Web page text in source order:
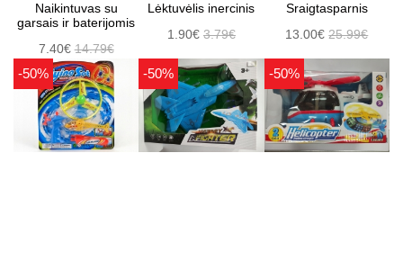
Naikintuvas su
garsais ir baterijomis
7.40€14.79€
Lėktuvėlis inercinis
1.90€ 3.79€
Sraigtasparnis
13.00€25.99€
-50% -50% -50%